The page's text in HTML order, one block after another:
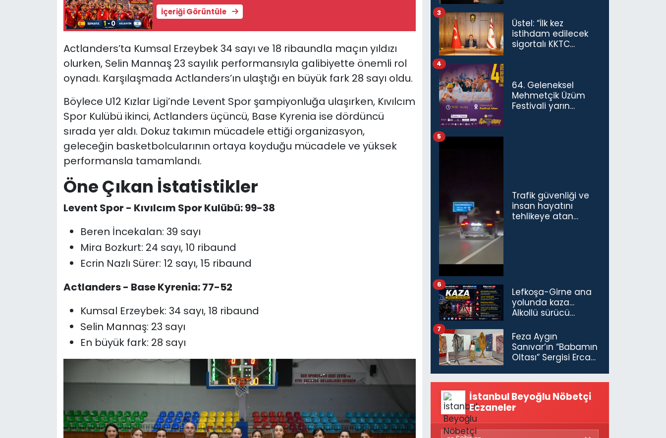
İçeriği Görüntüle
Actlanders’ta Kumsal Erzeybek 34 sayı ve 18 ribaundla maçın yıldızı
olurken, Selin Mannaş 23 sayılık performansıyla galibiyette önemli rol
oynadı. Karşılaşmada Actlanders’ın ulaştığı en büyük fark 28 sayı oldu.
Böylece U12 Kızlar Ligi’nde Levent Spor şampiyonluğa ulaşırken, Kıvılcım
Spor Kulübü ikinci, Actlanders üçüncü, Base Kyrenia ise dördüncü
sırada yer aldı. Dokuz takımın mücadele ettiği organizasyon,
geleceğin basketbolcularının ortaya koyduğu mücadele ve yüksek
performansla tamamlandı.
Öne Çıkan İstatistikler
Levent Spor - Kıvılcım Spor Kulübü: 99-38
Beren İncekalan: 39 sayı
Mira Bozkurt: 24 sayı, 10 ribaund
Ecrin Nazlı Sürer: 12 sayı, 15 ribaund
Actlanders - Base Kyrenia: 77-52
Kumsal Erzeybek: 34 sayı, 18 ribaund
Selin Mannaş: 23 sayı
En büyük fark: 28 sayı
göstermiştir”
Üstel: “İlk kez
istihdam edilecek
sigortalı KKTC
3
64. Geleneksel
Mehmetçik Üzüm
Festivali yarın
4
Trafik güvenliği ve
insan hayatını
tehlikeye atan
5
Lefkoşa-Girne ana
yolunda kaza…
Alkollü sürücü
6
Feza Aygın
Sanıvar’ın “Babamın
Oltası” Sergisi Ercan
7
İstanbul Beyoğlu Nöbetçi
Eczaneler